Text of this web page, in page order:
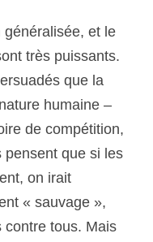
généralisée, et le
très puissants.
que la
humaine –
de compétition,
pensent que si les
on irait
« sauvage »,
contre tous. Mais